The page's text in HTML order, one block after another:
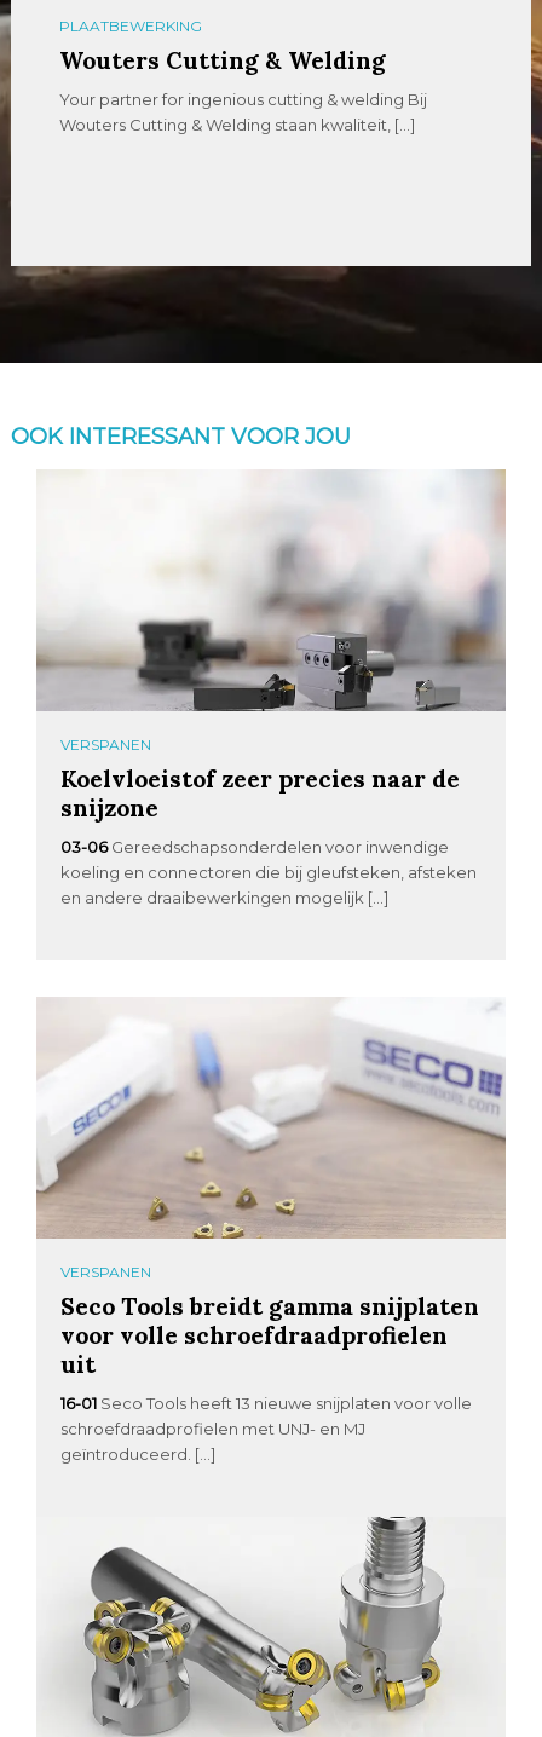
PLAATBEWERKING
Wouters Cutting & Welding
Your partner for ingenious cutting & welding Bij
Wouters Cutting & Welding staan kwaliteit, […]
OOK INTERESSANT VOOR JOU
VERSPANEN
Koelvloeistof zeer precies naar de
snijzone
03-06 Gereedschapsonderdelen voor inwendige
koeling en connectoren die bij gleufsteken, afsteken
en andere draaibewerkingen mogelijk […]
VERSPANEN
Seco Tools breidt gamma snijplaten
voor volle schroefdraadprofielen
uit
16-01 Seco Tools heeft 13 nieuwe snijplaten voor volle
schroefdraadprofielen met UNJ- en MJ
geïntroduceerd. […]